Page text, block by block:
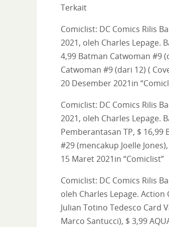
Terkait
Comiclist: DC Comics Rilis
2021, oleh Charles Lepage.
4,99 Batman Catwoman #9
Catwoman #9 (dari 12) (
20 Desember 2021in
Comiclist: DC Comics Rilis
2021, oleh Charles Lepage.
Pemberantasan TP, $ 16,99
#29 (mencakup Joelle
15 Maret 2021in “Comiclist”
Comiclist: DC Comics Rilis
oleh Charles Lepage. Action
Julian Totino Tedesco Card
Marco Santucci), $ 3,99